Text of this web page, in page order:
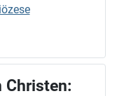
Christen: